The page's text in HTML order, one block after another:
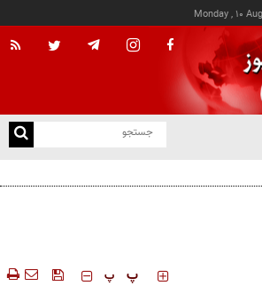
Monday , 10
‍‍‍ پ پ